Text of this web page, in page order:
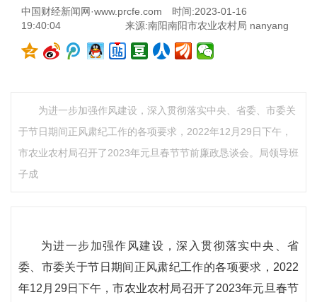
中国财经新闻网·www.prcfe.com
时间:2023-01-16
19:40:04
来源:南阳南阳市农业农村局 nanyang
为进一步加强作风建设，深入贯彻落实中央、省委、市委关
于节日期间正风肃纪工作的各项要求，2022年12月29日下午，
市农业农村局召开了2023年元旦春节节前廉政恳谈会。局领导班
子成
为进一步加强作风建设，深入贯彻落实中央、省
委、市委关于节日期间正风肃纪工作的各项要求，2022
年12月29日下午，市农业农村局召开了2023年元旦春节